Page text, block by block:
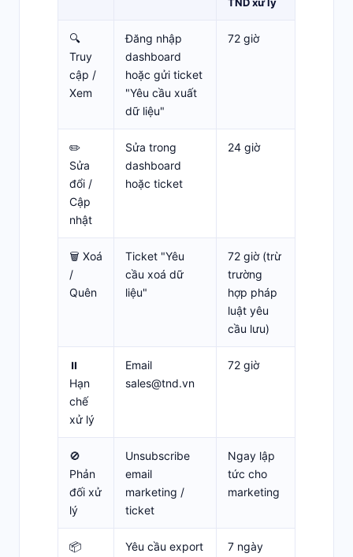
🔍
Truy
cập /
Xem
Đăng nhập
dashboard
hoặc gửi ticket
"Yêu cầu xuất
dữ liệu"
72 giờ
✏️
Sửa
đổi /
Cập
nhật
Sửa trong
dashboard
hoặc ticket
24 giờ
🗑️ Xoá
/
Quên
Ticket "Yêu
cầu xoá dữ
liệu"
72 giờ (trừ
trường
hợp pháp
luật yêu
cầu lưu)
⏸️
Hạn
chế
xử lý
Email
sales@tnd.vn
72 giờ
🚫
Phản
đối xử
lý
Unsubscribe
email
marketing /
ticket
Ngay lập
tức cho
marketing
📦
Yêu cầu export
7 ngày